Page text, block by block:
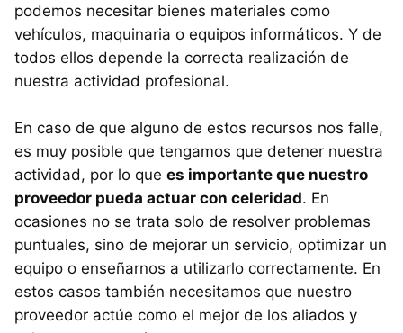
podemos necesitar bienes materiales como
vehículos, maquinaria o equipos informáticos. Y de
todos ellos depende la correcta realización de
nuestra actividad profesional.
En caso de que alguno de estos recursos nos falle,
es muy posible que tengamos que detener nuestra
actividad, por lo que es importante que nuestro
proveedor pueda actuar con celeridad. En
ocasiones no se trata solo de resolver problemas
puntuales, sino de mejorar un servicio, optimizar un
equipo o enseñarnos a utilizarlo correctamente. En
estos casos también necesitamos que nuestro
proveedor actúe como el mejor de los aliados y